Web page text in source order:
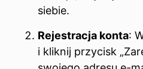
siebie.
Rejestracja konta:
i kliknij przycisk